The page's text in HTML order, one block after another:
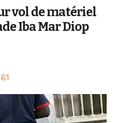
vol de matériel
Iba Mar Diop